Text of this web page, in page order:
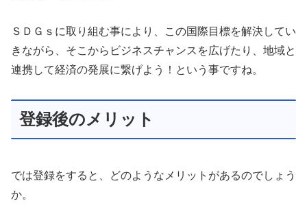
ＳＤＧｓに取り組む事により、この国際目標を解決してい
きながら、そこからビジネスチャンスを広げたり、地域と
連携して経済の発展に繋げよう！という事ですね。
登録後のメリット
では登録をすると、どのようなメリットがあるのでしょう
か。